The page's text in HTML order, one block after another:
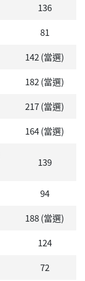
136
81
142 (當選)
182 (當選)
217 (當選)
164 (當選)
139
94
188 (當選)
124
72